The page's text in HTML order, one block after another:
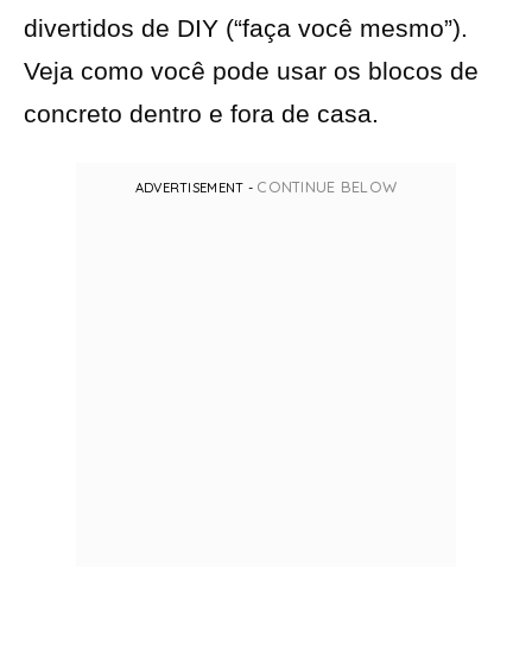
divertidos de DIY (“faça você mesmo”).
Veja como você pode usar os blocos de
concreto dentro e fora de casa.
ADVERTISEMENT - CONTINUE BELOW